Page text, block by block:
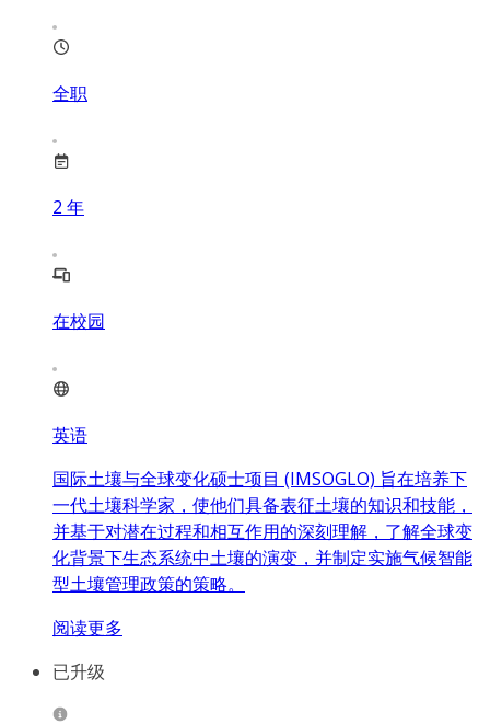
全职
2 年
在校园
英语
国际土壤与全球变化硕士项目 (IMSOGLO) 旨在培养下
一代土壤科学家，使他们具备表征土壤的知识和技能，
并基于对潜在过程和相互作用的深刻理解，了解全球变
化背景下生态系统中土壤的演变，并制定实施气候智能
型土壤管理政策的策略。
阅读更多
已升级